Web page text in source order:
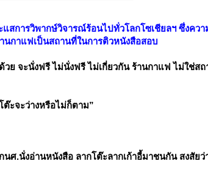
การวิพากษ์วิจารณ์ร้อนไปทั่วโลกโซเชียลฯ ซึ่งคว
นกาแฟเป็นสถานที่ในการติวหนังสือสอบ
จะนั่งฟรี ไม่นั่งฟรี ไม่เกี่ยวกัน ร้านกาแฟ ไม่ใช่ส
ะจะว่างหรือไม่ก็ตาม”
ศ.นั่งอ่านหนังสือ ลากโต๊ะลากเก้าอี้มาชนกัน สงสัยว่